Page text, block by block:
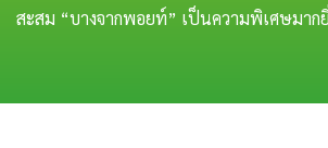
สะสม “บางจากพอยท์” เป็นความพิเศษมาก